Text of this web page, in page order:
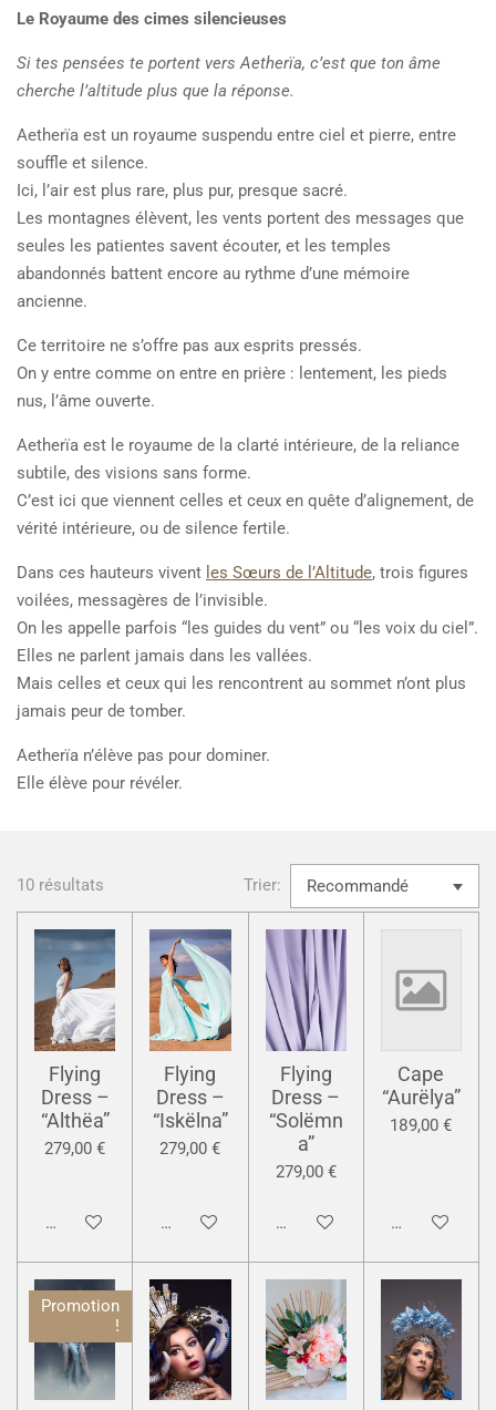
Le Royaume des cimes silencieuses
Si tes pensées te portent vers Aetherïa, c’est que ton âme
cherche l’altitude plus que la réponse.
Aetherïa est un royaume suspendu entre ciel et pierre, entre
souffle et silence.
Ici, l’air est plus rare, plus pur, presque sacré.
Les montagnes élèvent, les vents portent des messages que
seules les patientes savent écouter, et les temples
abandonnés battent encore au rythme d’une mémoire
ancienne.
Ce territoire ne s’offre pas aux esprits pressés.
On y entre comme on entre en prière : lentement, les pieds
nus, l’âme ouverte.
Aetherïa est le royaume de la clarté intérieure, de la reliance
subtile, des visions sans forme.
C’est ici que viennent celles et ceux en quête d’alignement, de
vérité intérieure, ou de silence fertile.
Dans ces hauteurs vivent les Sœurs de l’Altitude, trois figures
voilées, messagères de l’invisible.
On les appelle parfois “les guides du vent” ou “les voix du ciel”.
Elles ne parlent jamais dans les vallées.
Mais celles et ceux qui les rencontrent au sommet n’ont plus
jamais peur de tomber.
Aetherïa n’élève pas pour dominer.
Elle élève pour révéler.
10 résultats Trier:
Flying
Dress –
“Althëa”
279,00 €
Ajouter au panier
Flying
Dress –
“Iskëlna”
279,00 €
Ajouter au panier
Flying
Dress –
“Solëmn
a”
279,00 €
Ajouter au panier
Cape
“Aurëlya”
189,00 €
Ajouter au
Promotion
!